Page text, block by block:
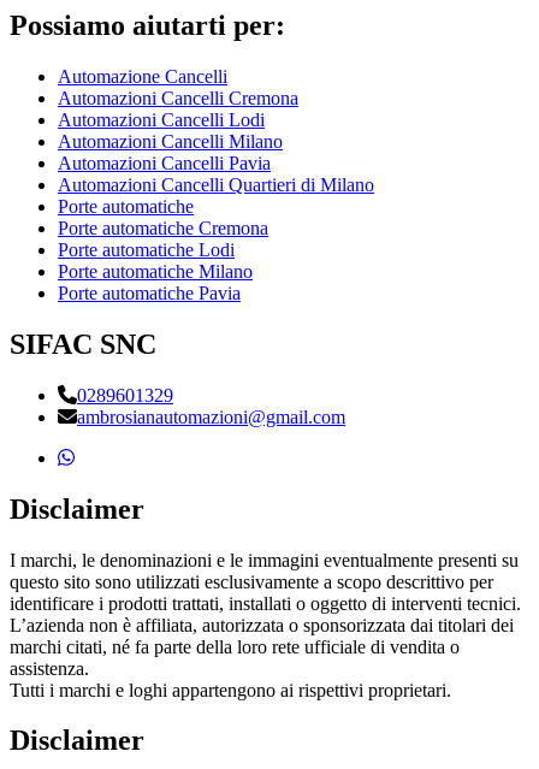
Possiamo aiutarti per:
Automazione Cancelli
Automazioni Cancelli Cremona
Automazioni Cancelli Lodi
Automazioni Cancelli Milano
Automazioni Cancelli Pavia
Automazioni Cancelli Quartieri di Milano
Porte automatiche
Porte automatiche Cremona
Porte automatiche Lodi
Porte automatiche Milano
Porte automatiche Pavia
SIFAC SNC
0289601329
ambrosianautomazioni@gmail.com
Disclaimer
I marchi, le denominazioni e le immagini eventualmente presenti su
questo sito sono utilizzati esclusivamente a scopo descrittivo per
identificare i prodotti trattati, installati o oggetto di interventi tecnici.
L’azienda non è affiliata, autorizzata o sponsorizzata dai titolari dei
marchi citati, né fa parte della loro rete ufficiale di vendita o
assistenza.
Tutti i marchi e loghi appartengono ai rispettivi proprietari.
Disclaimer